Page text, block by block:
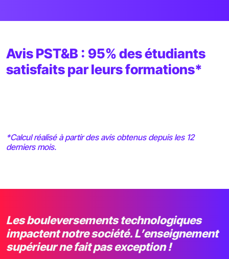
Avis PST&B : 95% des étudiants
satisfaits par leurs formations*
*Calcul réalisé à partir des avis obtenus depuis les 12
derniers mois.
Les bouleversements technologiques
impactent notre société. L’enseignement
supérieur ne fait pas exception !